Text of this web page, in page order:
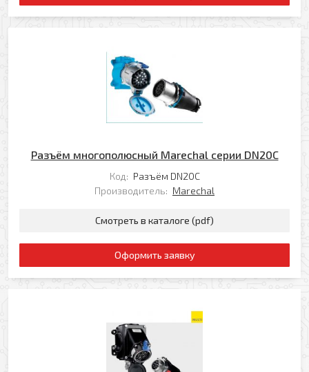
Разъём многополюсный Marechal серии DN20C
Код: Разъём DN20C
Производитель: Marechal
Смотреть в каталоге (pdf)
Оформить заявку